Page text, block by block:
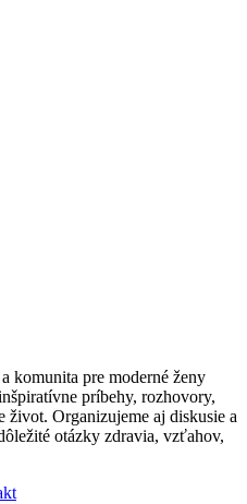
komunita pre moderné ženy
príbehy, rozhovory,
Organizujeme aj diskusie a
otázky zdravia, vzťahov,